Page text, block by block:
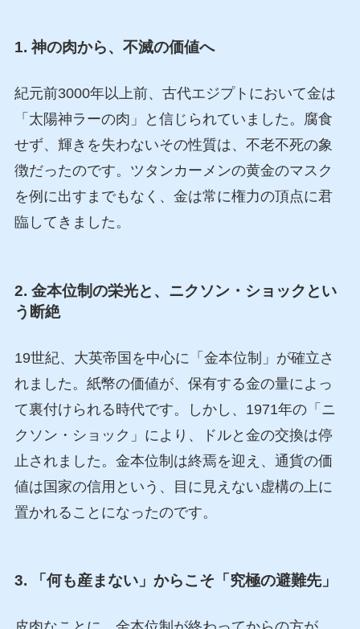
1. 神の肉から、不滅の価値へ
紀元前3000年以上前、古代エジプトにおいて金は
「太陽神ラーの肉」と信じられていました。腐食
せず、輝きを失わないその性質は、不老不死の象
徴だったのです。ツタンカーメンの黄金のマスク
を例に出すまでもなく、金は常に権力の頂点に君
臨してきました。
2. 金本位制の栄光と、ニクソン・ショックとい
う断絶
19世紀、大英帝国を中心に「金本位制」が確立さ
れました。紙幣の価値が、保有する金の量によっ
て裏付けられる時代です。しかし、1971年の「ニ
クソン・ショック」により、ドルと金の交換は停
止されました。金本位制は終焉を迎え、通貨の価
値は国家の信用という、目に見えない虚構の上に
置かれることになったのです。
3. 「何も産まない」からこそ「究極の避難先」